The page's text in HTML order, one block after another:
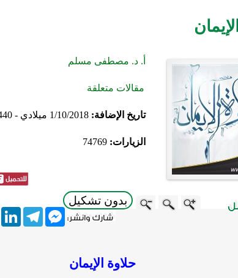
أ. د. مصطفى مسلم
مقالات متعلقة
تاريخ الإضافة:1/10/2018 ميلادي - 22/1/1440 هجري
الزيارات:74769
بدون تشكيل
Messenger
حلاوة الإيمان